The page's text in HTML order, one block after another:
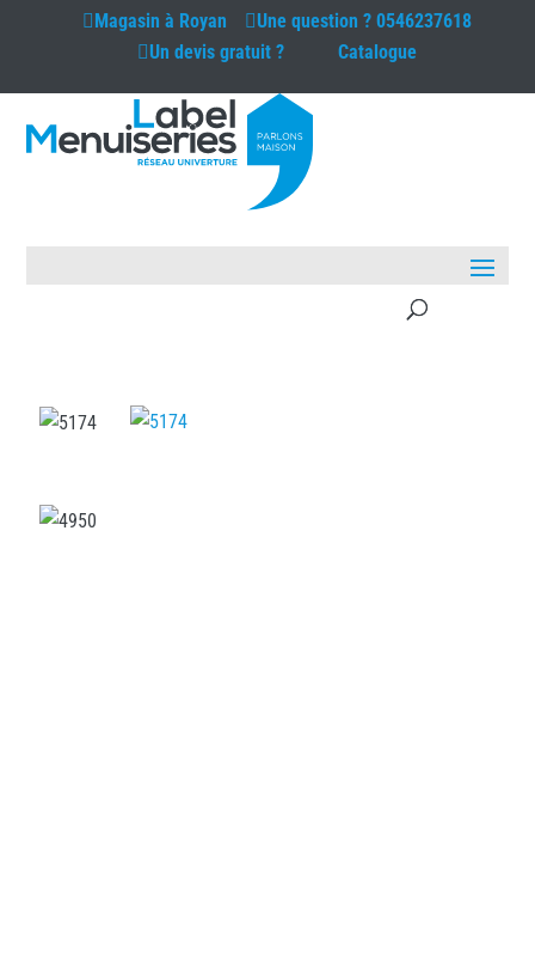
Magasin à Royan Une question ? 0546237618
Un devis gratuit ?
Catalogue